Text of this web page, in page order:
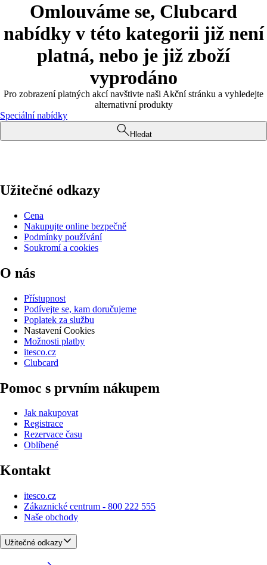
Omlouváme se, Clubcard
nabídky v této kategorii již není
platná, nebo je již zboží
vyprodáno
Pro zobrazení platných akcí navštivte naši Akční stránku a vyhledejte
alternativní produkty
Speciální nabídky
Hledat
Užitečné odkazy
Cena
Nakupujte online bezpečně
Podmínky používání
Soukromí a cookies
O nás
Přístupnost
Podívejte se, kam doručujeme
Poplatek za službu
Nastavení Cookies
Možnosti platby
itesco.cz
Clubcard
Pomoc s prvním nákupem
Jak nakupovat
Registrace
Rezervace času
Oblíbené
Kontakt
itesco.cz
Zákaznické centrum - 800 222 555
Naše obchody
Užitečné odkazy